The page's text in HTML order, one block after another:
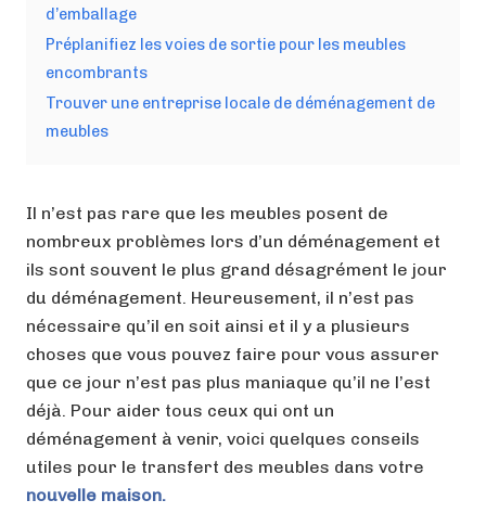
d’emballage
Préplanifiez les voies de sortie pour les meubles
encombrants
Trouver une entreprise locale de déménagement de
meubles
Il n’est pas rare que les meubles posent de
nombreux problèmes lors d’un déménagement et
ils sont souvent le plus grand désagrément le jour
du déménagement. Heureusement, il n’est pas
nécessaire qu’il en soit ainsi et il y a plusieurs
choses que vous pouvez faire pour vous assurer
que ce jour n’est pas plus maniaque qu’il ne l’est
déjà. Pour aider tous ceux qui ont un
déménagement à venir, voici quelques conseils
utiles pour le transfert des meubles dans votre
nouvelle maison.